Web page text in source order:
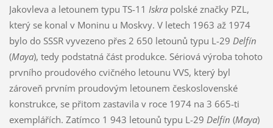
Jakovleva a letounem typu TS-11 Iskrapolské značky PZL,
který se konal v Moninu u Moskvy. V letech 1963 až 1974
bylo do SSSR vyvezeno přes 2 650 letounů typu L-29 Delfín
(Maya), tedy podstatná část produkce. Sériová výroba tohoto
prvního proudového cvičného letounu VVS, který byl
zároveň prvním proudovým letounem československé
konstrukce, se přitom zastavila v roce 1974 na 3 665-ti
exemplářích. Zatímco 1 943 letounů typu L-29 Delfín (Maya)